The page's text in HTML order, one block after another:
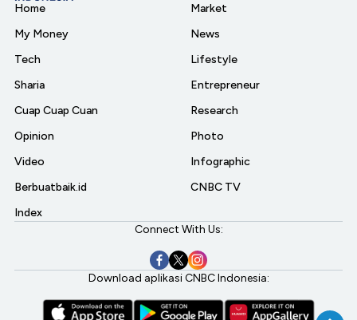
Home
My Money
Tech
Sharia
Cuap Cuap Cuan
Opinion
Video
Berbuatbaik.id
Index
Market
News
Lifestyle
Entrepreneur
Research
Photo
Infographic
CNBC TV
Connect With Us:
Download aplikasi CNBC Indonesia: